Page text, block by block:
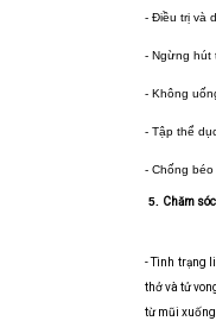
- Điều trị và
- Ngừng hút
- Không
- Tập thể
- Chống
5. Chăm
- Tình trạng
thở và tử
từ mũi xuống